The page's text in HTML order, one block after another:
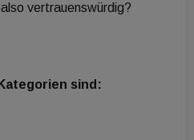
vertrauenswürdig?
sind: